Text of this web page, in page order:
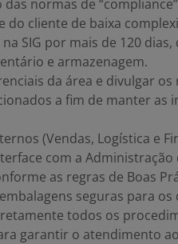
normas de
do cliente de baixa
SIG por mais de 120
e armazenagem.
da área e divulgar os
a fim de manter as
(Vendas, Logística e
com a Administração
as regras de Boas
seguras para
todos os
garantir o atendimento